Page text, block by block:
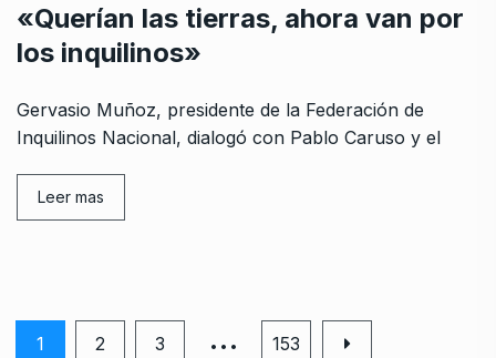
«Querían las tierras, ahora van por
los inquilinos»
Gervasio Muñoz, presidente de la Federación de
Inquilinos Nacional, dialogó con Pablo Caruso y el
Leer mas
1 2 3 … 153